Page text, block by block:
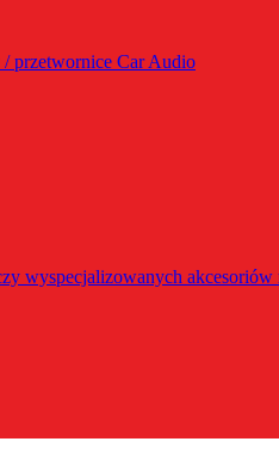
/ przetwornice Car Audio
wyspecjalizowanych